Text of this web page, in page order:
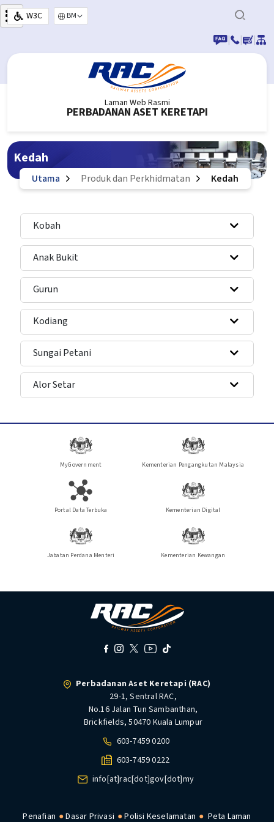
Langkau ke kandungan utama
W3C
Select your language
|
| |
Laman Web Rasmi
PERBADANAN ASET KERETAPI
Kedah
Utama Produk dan Perkhidmatan Kedah
Kobah
Anak Bukit
Gurun
Kodiang
Sungai Petani
Alor Setar
MyGovernment Kementerian Pengangkutan Malaysia
Portal Data Terbuka Kementerian Digital
Jabatan Perdana Menteri Kementerian Kewangan
Perbadanan Aset Keretapi (RAC)
29-1, Sentral RAC,
No.16 Jalan Tun Sambanthan,
Brickfields, 50470 Kuala Lumpur
603-7459 0200
603-7459 0222
info[at]rac[dot]gov[dot]my
Penafian Dasar Privasi Polisi Keselamatan Peta Laman